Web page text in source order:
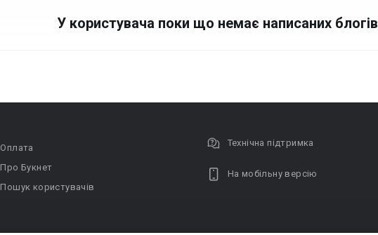
У користувача поки що немає написаних блогів
Оплата
Про Букнет
Пошук користувачів
Технічна підтримка
На мобільну версію